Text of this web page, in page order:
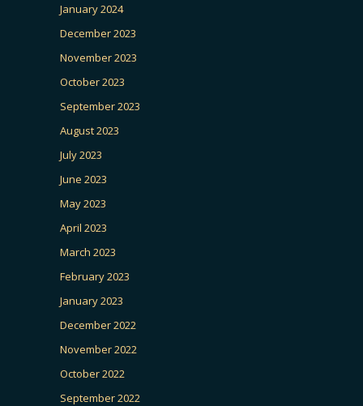
January 2024
December 2023
November 2023
October 2023
September 2023
August 2023
July 2023
June 2023
May 2023
April 2023
March 2023
February 2023
January 2023
December 2022
November 2022
October 2022
September 2022